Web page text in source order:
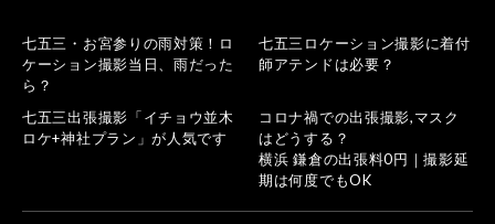
七五三・お宮参りの雨対策！ロ
ケーション撮影当日、雨だった
ら？
七五三ロケーション撮影に着付
師アテンドは必要？
七五三出張撮影「イチョウ並木
ロケ+神社プラン」が人気です
コロナ禍での出張撮影,マスク
はどうする？
横浜 鎌倉の出張料0円｜撮影延
期は何度でもOK